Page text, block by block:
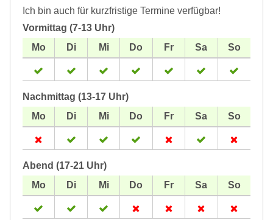
Ich bin auch für kurzfristige Termine verfügbar!
Vormittag (7-13 Uhr)
Nachmittag (13-17 Uhr)
Abend (17-21 Uhr)